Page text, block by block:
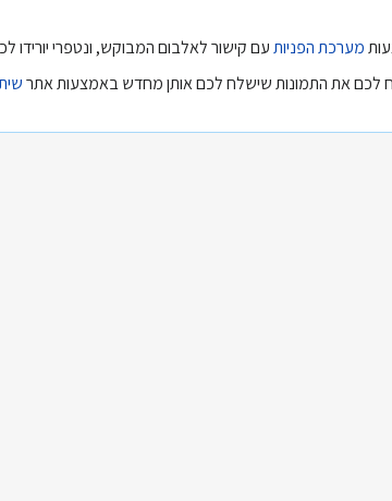
מערכת הפניותעם קישור לאלבום המבוקש, ונטפרי
לכם את התמונות שישלח לכם אותן מחדש באמצעות אתר